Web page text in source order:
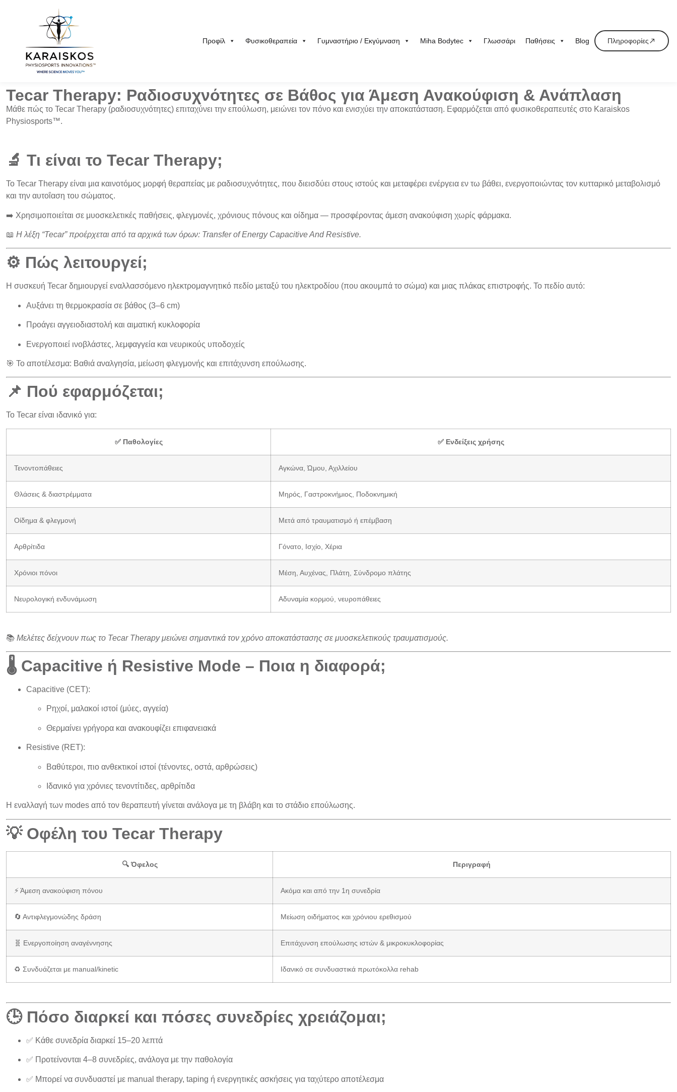
Προφίλ Φυσικοθεραπεία Γυμναστήριο / Εκγύμναση Miha Bodytec Γλωσσάρι Παθήσεις Blog Πληροφορίες
Tecar Therapy: Ραδιοσυχνότητες σε Βάθος για Άμεση Ανακούφιση & Ανάπλαση
Μάθε πώς το Tecar Therapy (ραδιοσυχνότητες) επιταχύνει την επούλωση, μειώνει τον πόνο και ενισχύει την αποκατάσταση. Εφαρμόζεται από φυσικοθεραπευτές στο Karaiskos
Physiosports™.
🔬 Τι είναι το Tecar Therapy;
Το Tecar Therapy είναι μια καινοτόμος μορφή θεραπείας με ραδιοσυχνότητες, που διεισδύει στους ιστούς και μεταφέρει ενέργεια εν τω βάθει, ενεργοποιώντας τον κυτταρικό μεταβολισμό
και την αυτοΐαση του σώματος.
➡️ Χρησιμοποιείται σε μυοσκελετικές παθήσεις, φλεγμονές, χρόνιους πόνους και οίδημα — προσφέροντας άμεση ανακούφιση χωρίς φάρμακα.
📖 Η λέξη “Tecar” προέρχεται από τα αρχικά των όρων: Transfer of Energy Capacitive And Resistive.
⚙️ Πώς λειτουργεί;
Η συσκευή Tecar δημιουργεί εναλλασσόμενο ηλεκτρομαγνητικό πεδίο μεταξύ του ηλεκτροδίου (που ακουμπά το σώμα) και μιας πλάκας επιστροφής. Το πεδίο αυτό:
Αυξάνει τη θερμοκρασία σε βάθος (3–6 cm)
Προάγει αγγειοδιαστολή και αιματική κυκλοφορία
Ενεργοποιεί ινοβλάστες, λεμφαγγεία και νευρικούς υποδοχείς
🎯 Το αποτέλεσμα: Βαθιά αναλγησία, μείωση φλεγμονής και επιτάχυνση επούλωσης.
📌 Πού εφαρμόζεται;
Το Tecar είναι ιδανικό για:
✅ Παθολογίες ✅ Ενδείξεις χρήσης
Τενοντοπάθειες Αγκώνα, Ώμου, Αχιλλείου
Θλάσεις & διαστρέμματα Μηρός, Γαστροκνήμιος, Ποδοκνημική
Οίδημα & φλεγμονή Μετά από τραυματισμό ή επέμβαση
Αρθρίτιδα Γόνατο, Ισχίο, Χέρια
Χρόνιοι πόνοι Μέση, Αυχένας, Πλάτη, Σύνδρομο πλάτης
Νευρολογική ενδυνάμωση Αδυναμία κορμού, νευροπάθειες
📚 Μελέτες δείχνουν πως το Tecar Therapy μειώνει σημαντικά τον χρόνο αποκατάστασης σε μυοσκελετικούς τραυματισμούς.
🌡️ Capacitive ή Resistive Mode – Ποια η διαφορά;
Capacitive (CET):
Ρηχοί, μαλακοί ιστοί (μύες, αγγεία)
Θερμαίνει γρήγορα και ανακουφίζει επιφανειακά
Resistive (RET):
Βαθύτεροι, πιο ανθεκτικοί ιστοί (τένοντες, οστά, αρθρώσεις)
Ιδανικό για χρόνιες τενοντίτιδες, αρθρίτιδα
Η εναλλαγή των modes από τον θεραπευτή γίνεται ανάλογα με τη βλάβη και το στάδιο επούλωσης.
💡 Οφέλη του Tecar Therapy
🔍 Όφελος Περιγραφή
⚡ Άμεση ανακούφιση πόνου Ακόμα και από την 1η συνεδρία
🔄 Αντιφλεγμονώδης δράση Μείωση οιδήματος και χρόνιου ερεθισμού
🧬 Ενεργοποίηση αναγέννησης Επιτάχυνση επούλωσης ιστών & μικροκυκλοφορίας
♻️ Συνδυάζεται με manual/kinetic Ιδανικό σε συνδυαστικά πρωτόκολλα rehab
🕒 Πόσο διαρκεί και πόσες συνεδρίες χρειάζομαι;
✅ Κάθε συνεδρία διαρκεί 15–20 λεπτά
✅ Προτείνονται 4–8 συνεδρίες, ανάλογα με την παθολογία
✅ Μπορεί να συνδυαστεί με manual therapy, taping ή ενεργητικές ασκήσεις για ταχύτερο αποτέλεσμα